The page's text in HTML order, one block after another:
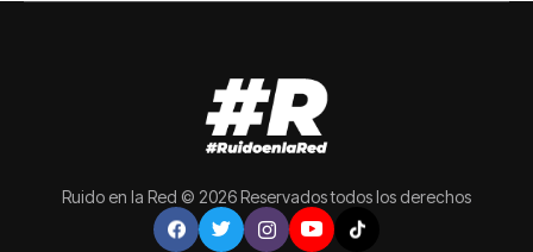
Ruido en la Red © 2026 Reservados todos los derechos